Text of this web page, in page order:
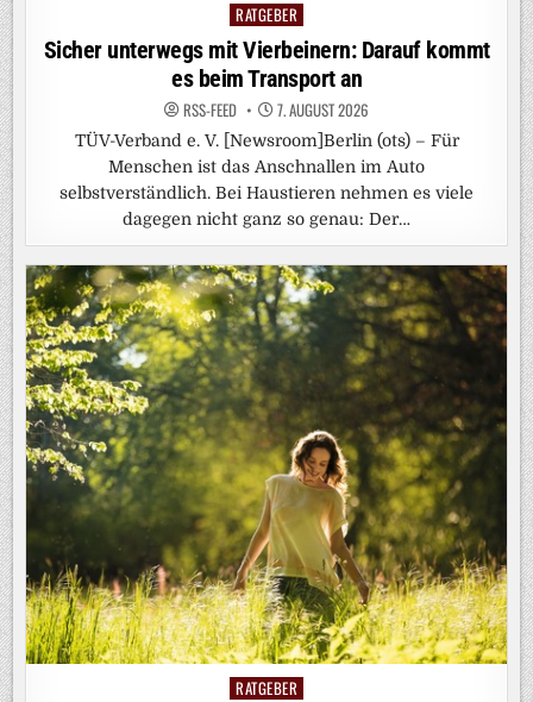
Posted
in
RATGEBER
Sicher unterwegs mit Vierbeinern: Darauf kommt
es beim Transport an
RSS-FEED 7. AUGUST 2026
TÜV-Verband e. V. [Newsroom]Berlin (ots) – Für
Menschen ist das Anschnallen im Auto
selbstverständlich. Bei Haustieren nehmen es viele
dagegen nicht ganz so genau: Der…
Posted
RATGEBER